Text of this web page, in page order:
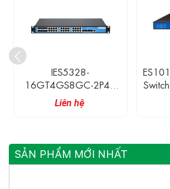
IES5328-
16GT4GS8GC-2P48
3Onedata Switch Công
Nghiệp 16 Cổng
Combo Gigabit
Liên hệ
SẢN PHẨM MỚI NHẤT